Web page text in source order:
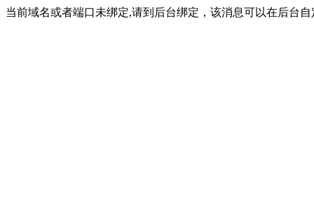
当前域名或者端口未绑定,请到后台绑定，该消息可以在后台自